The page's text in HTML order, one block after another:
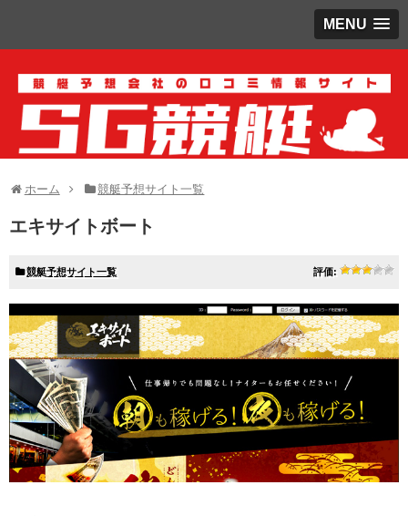
MENU
ホーム 競艇予想サイト一覧
エキサイトボート
競艇予想サイト一覧